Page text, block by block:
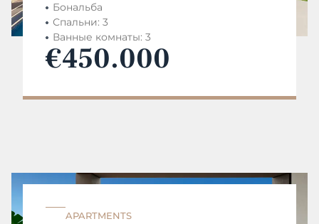
Бональба
Спальни: 3
Ванные комнаты: 3
€450.000
APARTMENTS